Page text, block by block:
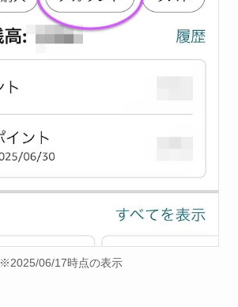
※2025/06/17時点の表示